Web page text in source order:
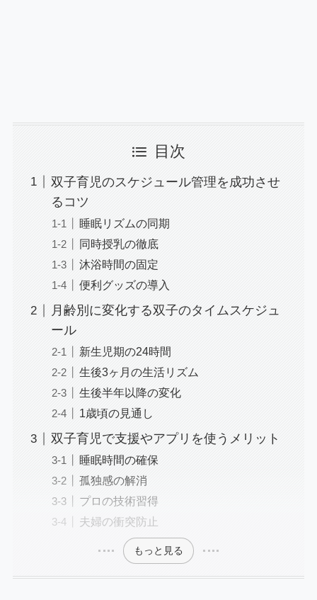
目次
双子育児のスケジュール管理を成功させ
るコツ
睡眠リズムの同期
同時授乳の徹底
沐浴時間の固定
便利グッズの導入
月齢別に変化する双子のタイムスケジュ
ール
新生児期の24時間
生後3ヶ月の生活リズム
生後半年以降の変化
1歳頃の見通し
双子育児で支援やアプリを使うメリット
睡眠時間の確保
孤独感の解消
プロの技術習得
夫婦の衝突防止
もっと見る